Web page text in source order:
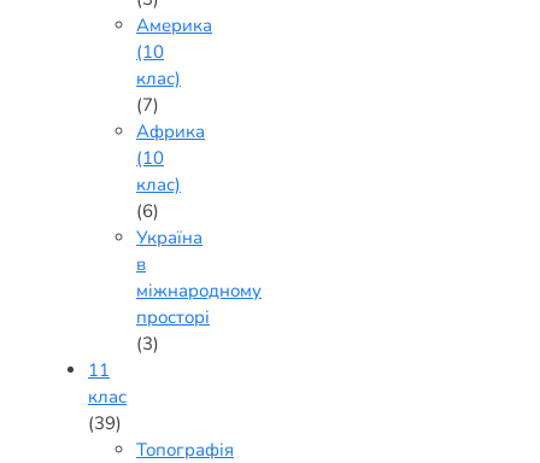
Америка
(10
клас)
(7)
Африка
(10
клас)
(6)
Україна
в
міжнародному
просторі
(3)
11
клас
(39)
Топографія